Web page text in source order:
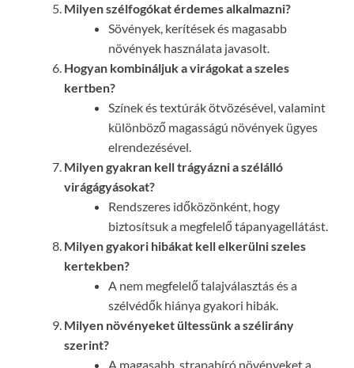
Milyen szélfogókat érdemes alkalmazni?
Sövények, kerítések és magasabb
növények használata javasolt.
Hogyan kombináljuk a virágokat a szeles
kertben?
Színek és textúrák ötvözésével, valamint
különböző magasságú növények ügyes
elrendezésével.
Milyen gyakran kell trágyázni a szélálló
virágágyásokat?
Rendszeres időközönként, hogy
biztosítsuk a megfelelő tápanyagellátást.
Milyen gyakori hibákat kell elkerülni szeles
kertekben?
A nem megfelelő talajválasztás és a
szélvédők hiánya gyakori hibák.
Milyen növényeket ültessünk a szélirány
szerint?
A magasabb, strapabíró növényeket a